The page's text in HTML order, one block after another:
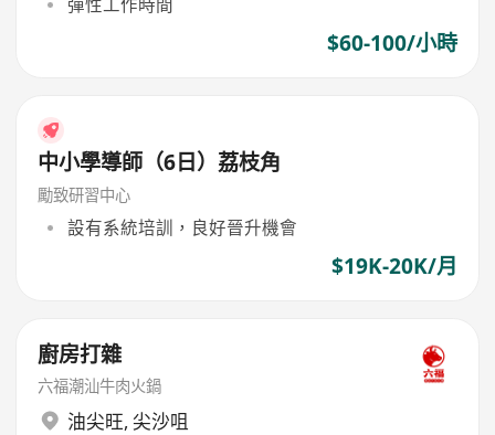
$60-100/小時
中小學導師（6日）荔枝角
勵致研習中心
設有系統培訓，良好晉升機會
$19K-20K/月
廚房打雜
六福潮汕牛肉火鍋
油尖旺, 尖沙咀